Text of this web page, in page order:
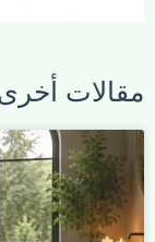
مقالات